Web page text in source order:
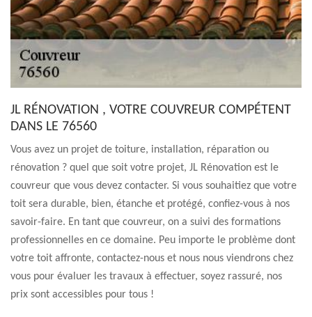
JL RÉNOVATION , VOTRE COUVREUR COMPÉTENT
DANS LE 76560
Vous avez un projet de toiture, installation, réparation ou
rénovation ? quel que soit votre projet, JL Rénovation est le
couvreur que vous devez contacter. Si vous souhaitiez que votre
toit sera durable, bien, étanche et protégé, confiez-vous à nos
savoir-faire. En tant que couvreur, on a suivi des formations
professionnelles en ce domaine. Peu importe le problème dont
votre toit affronte, contactez-nous et nous nous viendrons chez
vous pour évaluer les travaux à effectuer, soyez rassuré, nos
prix sont accessibles pour tous !